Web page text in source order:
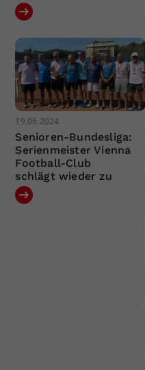
19.06.2024
Senioren-Bundesliga:
Serienmeister Vienna
Football-Club
schlägt wieder zu